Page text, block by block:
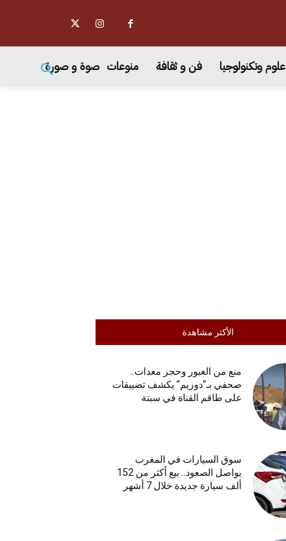
علوم وتكنولوجيا فن و ثقافة منوعات صوة و صورة
الأكثر مشاهدة
منع من العبور وحجز معدات..
صحفي بـ”دوزيم” يكشف تضييقات
على طاقم القناة في سبتة
سوق السيارات في المغرب
يواصل الصعود.. بيع أكثر من 152
ألف سيارة جديدة خلال 7 أشهر